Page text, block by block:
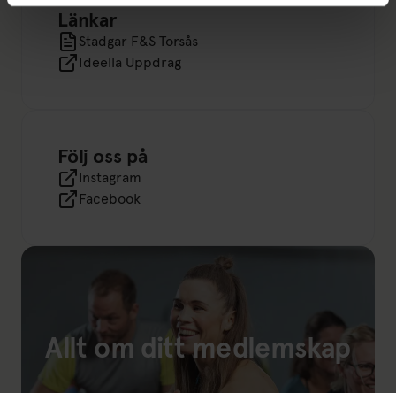
Länkar
Stadgar F&S Torsås
Ideella Uppdrag
Följ oss på
Instagram
Facebook
Allt om ditt medlemskap